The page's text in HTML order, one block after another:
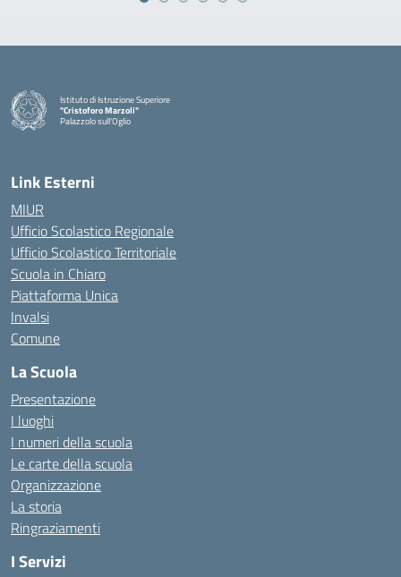
Istituto di Istruzione Superiore
"Cristoforo Marzoli"
Palazzolo sull'Oglio
— Visita la pagina iniziale della scuola
Link Esterni
MIUR
Ufficio Scolastico Regionale
Ufficio Scolastico Territoriale
Scuola in Chiaro
Piattaforma Unica
Invalsi
Comune
La Scuola
Presentazione
I luoghi
I numeri della scuola
Le carte della scuola
Organizzazione
La storia
Ringraziamenti
I Servizi